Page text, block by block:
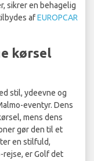
sikrer en behagelig
afEUROPCAR
kørsel
stil, ydeevne og
eventyr. Dens
mens dens
gør den til et
en stilfuld,
rejse, er Golf det